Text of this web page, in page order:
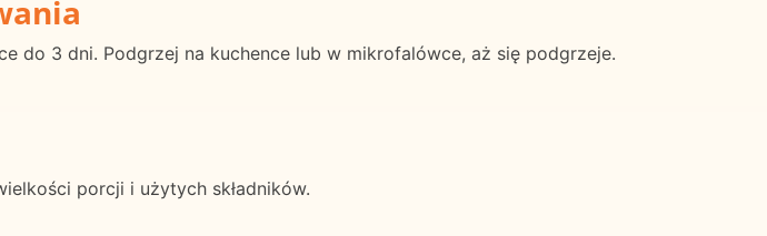
do 3 dni. Podgrzej na kuchence lub w mikrofalówce, aż się podgrzeje.
porcji i użytych składników.